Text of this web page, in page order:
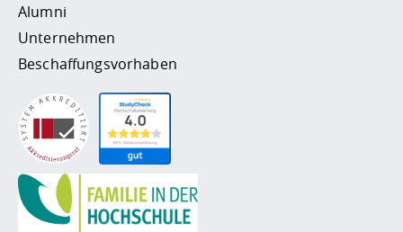
Alumni
Unternehmen
Beschaffungsvorhaben